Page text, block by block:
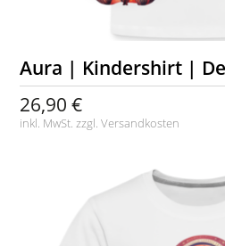
Aura | Kindershirt |
26,90 €
inkl. MwSt. zzgl.Versandkosten